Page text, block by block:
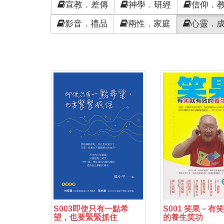
宣教．差傳 神學．研經
信仰．
影音．禮品
兩性．家庭 心靈．
S003即使只有一點希
望，也要緊緊抓住
S001 笑果－有
的養生笑功